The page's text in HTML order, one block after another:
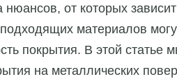
от которых зависит
материалов
покрытия. В этой статье
на металлических